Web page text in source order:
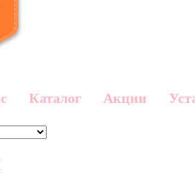
Каталог Акции